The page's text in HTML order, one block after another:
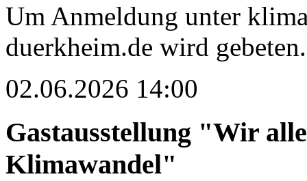
Um Anmeldung unter
duerkheim.de wird gebeten.
02.06.2026 14:00
Gastausstellung "Wir
Klimawandel"